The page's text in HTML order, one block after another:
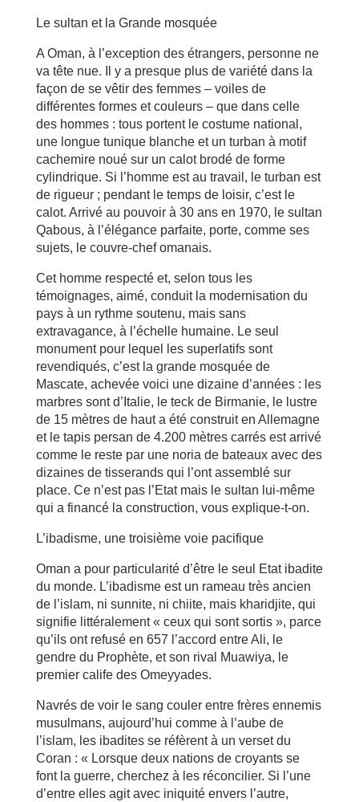
Le sultan et la Grande mosquée
A Oman, à l’exception des étrangers, personne ne
va tête nue. Il y a presque plus de variété dans la
façon de se vêtir des femmes – voiles de
différentes formes et couleurs – que dans celle
des hommes : tous portent le costume national,
une longue tunique blanche et un turban à motif
cachemire noué sur un calot brodé de forme
cylindrique. Si l’homme est au travail, le turban est
de rigueur ; pendant le temps de loisir, c’est le
calot. Arrivé au pouvoir à 30 ans en 1970, le sultan
Qabous, à l’élégance parfaite, porte, comme ses
sujets, le couvre-chef omanais.
Cet homme respecté et, selon tous les
témoignages, aimé, conduit la modernisation du
pays à un rythme soutenu, mais sans
extravagance, à l’échelle humaine. Le seul
monument pour lequel les superlatifs sont
revendiqués, c’est la grande mosquée de
Mascate, achevée voici une dizaine d’années : les
marbres sont d’Italie, le teck de Birmanie, le lustre
de 15 mètres de haut a été construit en Allemagne
et le tapis persan de 4.200 mètres carrés est arrivé
comme le reste par une noria de bateaux avec des
dizaines de tisserands qui l’ont assemblé sur
place. Ce n’est pas l’Etat mais le sultan lui-même
qui a financé la construction, vous explique-t-on.
L’ibadisme, une troisième voie pacifique
Oman a pour particularité d’être le seul Etat ibadite
du monde. L’ibadisme est un rameau très ancien
de l’islam, ni sunnite, ni chiite, mais kharidjite, qui
signifie littéralement « ceux qui sont sortis », parce
qu’ils ont refusé en 657 l’accord entre Ali, le
gendre du Prophète, et son rival Muawiya, le
premier calife des Omeyyades.
Navrés de voir le sang couler entre frères ennemis
musulmans, aujourd’hui comme à l’aube de
l’islam, les ibadites se réfèrent à un verset du
Coran : « Lorsque deux nations de croyants se
font la guerre, cherchez à les réconcilier. Si l’une
d’entre elles agit avec iniquité envers l’autre,